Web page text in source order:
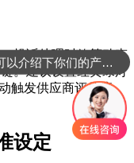
投诉处理时效等动态
。建议设置红黄绿灯
触发供应商评估流
设定
你们是怎么收费的呢